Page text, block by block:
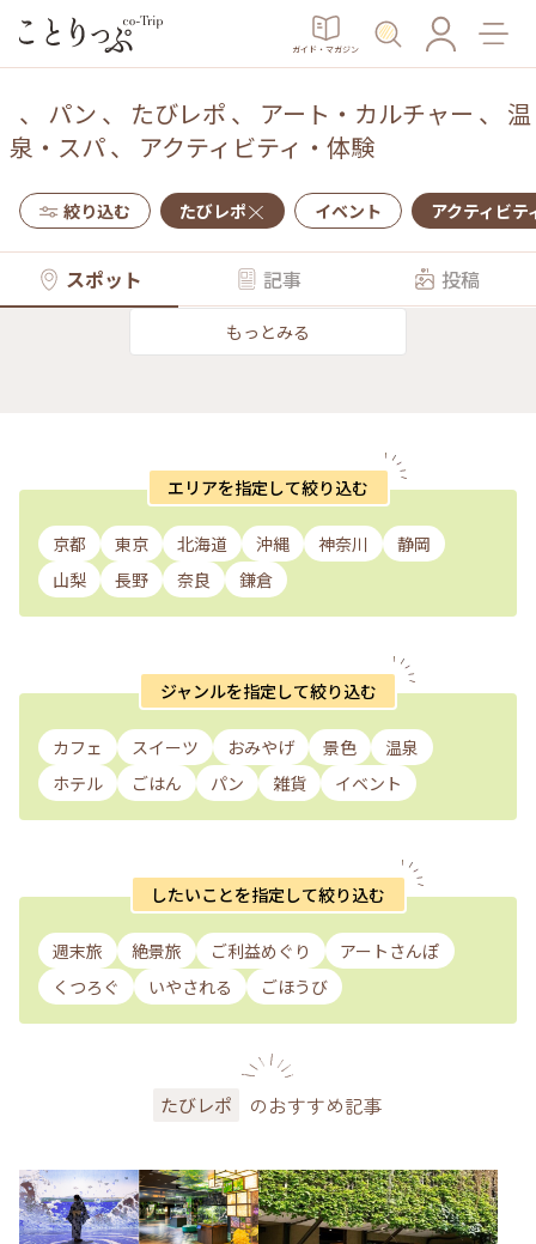
ガイド・マガジン
、 パン 、 たびレポ 、 アート・カルチャー 、 温
泉・スパ、 アクティビティ・体験
絞り込む たびレポ イベント アクティビテ
スポット 記事 投稿
もっとみる
エリアを指定して絞り込む
京都 東京 北海道 沖縄 神奈川
静岡
山梨
長野 奈良 鎌倉
ジャンルを指定して絞り込む
カフェ スイーツ おみやげ 景色
温泉
ホテル
ごはん パン 雑貨 イベント
したいことを指定して絞り込む
週末旅 絶景旅 ご利益めぐり
アートさんぽ
くつろぐ
いやされる ごほうび
たびレポ のおすすめ記事